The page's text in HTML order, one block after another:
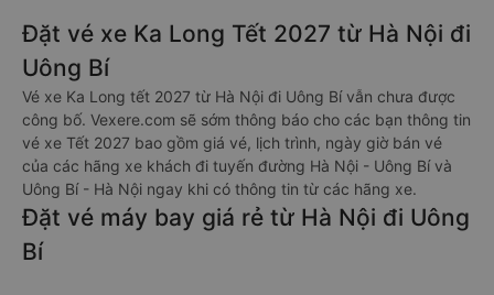
Đặt vé xe Ka Long Tết 2027 từ Hà Nội đi
Uông Bí
Vé xe Ka Long tết 2027 từ Hà Nội đi Uông Bí vẫn chưa được
công bố. Vexere.com sẽ sớm thông báo cho các bạn thông tin
vé xe Tết 2027 bao gồm giá vé, lịch trình, ngày giờ bán vé
của các hãng xe khách đi tuyến đường Hà Nội - Uông Bí và
Uông Bí - Hà Nội ngay khi có thông tin từ các hãng xe.
Đặt vé máy bay giá rẻ từ Hà Nội đi Uông
Bí